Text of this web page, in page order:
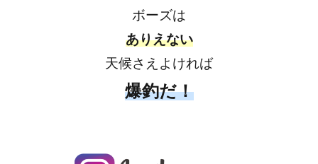
ボーズは
ありえない
天候さえよければ
爆釣だ！